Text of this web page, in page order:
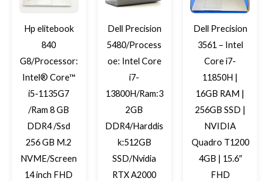
Hp elitebook
840
G8/Processor:
Intel® Core™
i5-1135G7
/Ram 8 GB
DDR4 /Ssd
256 GB M.2
NVME/Screen
14 inch FHD
Dell Precision
5480/Process
oe: Intel Core
i7-
13800H/Ram:3
2GB
DDR4/Harddis
k:512GB
SSD/Nvidia
RTX A2000
Dell Precision
3561 – Intel
Core i7-
11850H |
16GB RAM |
256GB SSD |
NVIDIA
Quadro T1200
4GB | 15.6″
FHD